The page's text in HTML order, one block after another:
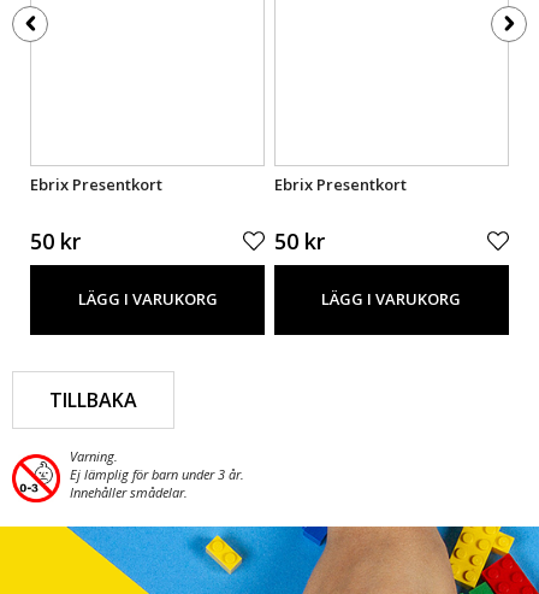
Ebrix Presentkort
50 kr
LÄGG I VARUKORG
Ebrix Presentkort
50 kr
LÄGG I VARUKORG
TILLBAKA
Varning.
Ej lämplig för barn under 3 år.
Innehåller smådelar.